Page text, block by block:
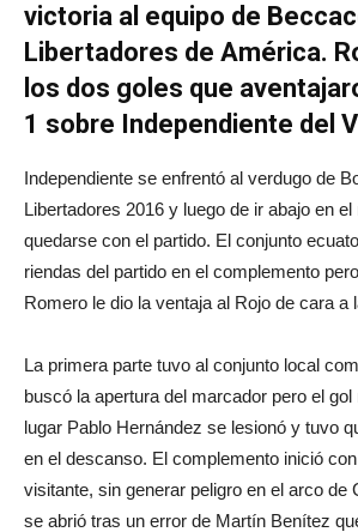
victoria al equipo de
Libertadores de América.
los dos goles que
1 sobre Independiente del
Independiente se enfrentó al verdugo de
Libertadores 2016 y luego de ir abajo en
quedarse con el partido. El conjunto
riendas del partido en el complemento
Romero le dio la ventaja al Rojo de cara a
La primera parte tuvo al conjunto local
buscó la apertura del marcador pero el
lugar Pablo Hernández se lesionó y tuvo
en el descanso. El complemento inició
visitante, sin generar peligro en el arco de
se abrió tras un error de Martín Benítez